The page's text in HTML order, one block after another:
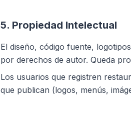
5. Propiedad Intelectual
El diseño, código fuente,
por derechos de autor. Queda
Los usuarios que registren
que publican (logos, menús,